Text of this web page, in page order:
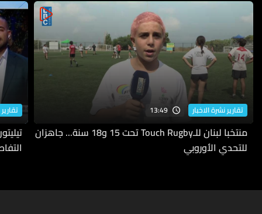
تقارير نشرة الاخبار 13:49
منتخبا لبنان للـTouch Rugby تحت 15 و18 سنة... جاهزان
للتحدي الأوروبي